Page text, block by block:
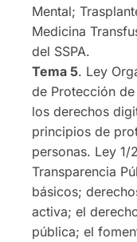
Mental;
Medicina
del SSPA.
Tema 5. Ley
de Protección
los derechos
principios de
personas. Ley
Transparencia
básicos;
activa; el
pública; el